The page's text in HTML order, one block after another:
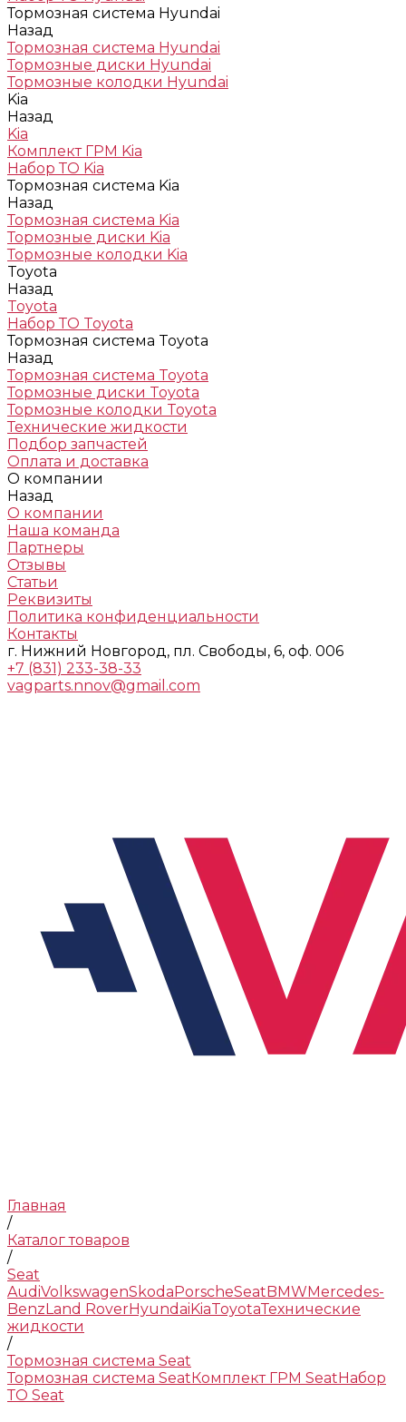
Тормозная система Hyundai
Назад
Тормозная система Hyundai
Тормозные диски Hyundai
Тормозные колодки Hyundai
Kia
Назад
Kia
Комплект ГРМ Kia
Набор ТО Kia
Тормозная система Kia
Назад
Тормозная система Kia
Тормозные диски Kia
Тормозные колодки Kia
Toyota
Назад
Toyota
Набор ТО Toyota
Тормозная система Toyota
Назад
Тормозная система Toyota
Тормозные диски Toyota
Тормозные колодки Toyota
Технические жидкости
Подбор запчастей
Оплата и доставка
О компании
Назад
О компании
Наша команда
Партнеры
Отзывы
Статьи
Реквизиты
Политика конфиденциальности
Контакты
г. Нижний Новгород, пл. Свободы, 6, оф. 006
+7 (831) 233-38-33
vagparts.nnov@gmail.com
Главная
/
Каталог товаров
/
Seat
AudiVolkswagenSkodaPorscheSeatBMWMercedes-
BenzLand RoverHyundaiKiaToyotaТехнические
жидкости
/
Тормозная система Seat
Тормозная система SeatКомплект ГРМ SeatНабор
ТО Seat